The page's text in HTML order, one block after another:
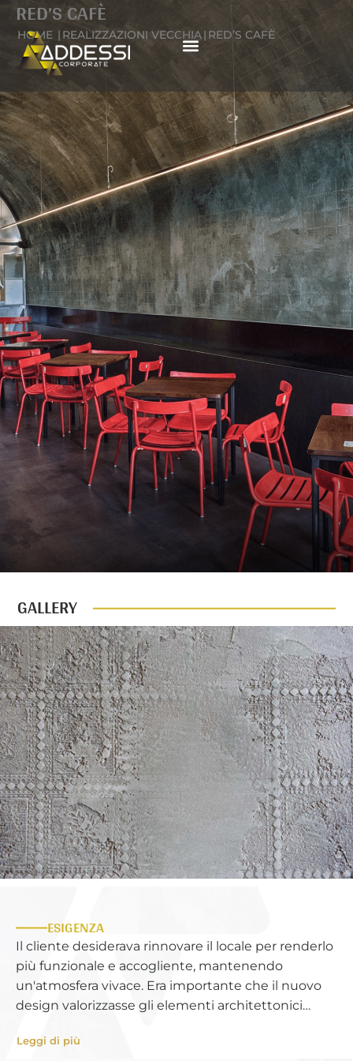
contenuto
RED’S CAFÈ
HOME | REALIZZAZIONI VECCHIA| RED’S CAFÈ
GALLERY
ESIGENZA
Il cliente desiderava rinnovare il locale per renderlo
più funzionale e accogliente, mantenendo
un'atmosfera vivace. Era importante che il nuovo
design valorizzasse gli elementi architettonici
sulla volta, e integrasse soluzioni moderne per
Leggi di più